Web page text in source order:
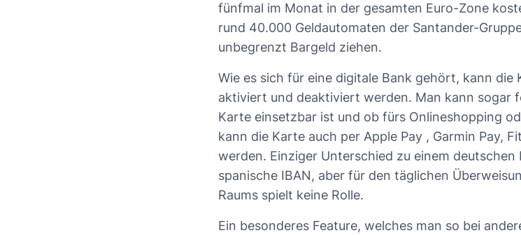
fünfmal im Monat in der gesamten Euro-Zone
rund 40.000 Geldautomaten der Santander-
unbegrenzt Bargeld ziehen.
Wie es sich für eine digitale Bank gehört, kann die
aktiviert und deaktiviert werden. Man kann sogar
Karte einsetzbar ist und ob fürs Onlineshopping
kann die Karte auch per Apple Pay , Garmin Pay,
werden. Einziger Unterschied zu einem
spanische IBAN, aber für den täglichen
Raums spielt keine Rolle.
Ein besonderes Feature, welches man so bei